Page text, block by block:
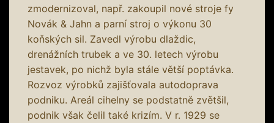
zmodernizoval, např. zakoupil nové stroje fy
Novák & Jahn a parní stroj o výkonu 30
koňských sil. Zavedl výrobu dlaždic,
drenážních trubek a ve 30. letech výrobu
jestavek, po nichž byla stále větší poptávka.
Rozvoz výrobků zajišťovala autodoprava
podniku. Areál cihelny se podstatně zvětšil,
podnik však čelil také krizím. V r. 1929 se